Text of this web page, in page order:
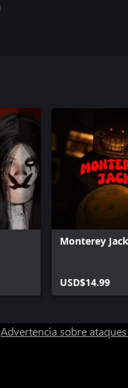
Monterey Jack
USD$14.99
Advertencia sobre